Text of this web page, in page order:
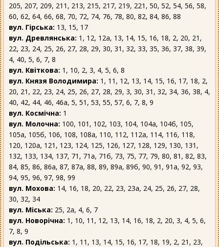
205, 207, 209, 211, 213, 215, 217, 219, 221, 50, 52, 54, 56, 58,
60, 62, 64, 66, 68, 70, 72, 74, 76, 78, 80, 82, 84, 86, 88
вул. Гірська: 13, 15, 17
вул. Древлянська: 1, 12, 12а, 13, 14, 15, 16, 18, 2, 20, 21,
22, 23, 24, 25, 26, 27, 28, 29, 30, 31, 32, 33, 35, 36, 37, 38, 39,
4, 40, 5, 6, 7, 8
вул. Квіткова: 1, 10, 2, 3, 4, 5, 6, 8
вул. Князя Володимира: 1, 11, 12, 13, 14, 15, 16, 17, 18, 2,
20, 21, 22, 23, 24, 25, 26, 27, 28, 29, 3, 30, 31, 32, 34, 36, 38, 4,
40, 42, 44, 46, 46а, 5, 51, 53, 55, 57, 6, 7, 8, 9
вул. Космічна: 1
вул. Молочна: 100, 101, 102, 103, 104, 104а, 104б, 105,
105а, 105б, 106, 108, 108а, 110, 112, 112а, 114, 116, 118,
120, 120а, 121, 123, 124, 125, 126, 127, 128, 129, 130, 131,
132, 133, 134, 137, 71, 71а, 71б, 73, 75, 77, 79, 80, 81, 82, 83,
84, 85, 86, 86а, 87, 87а, 88, 89, 89а, 89б, 90, 91, 91а, 92, 93,
94, 95, 96, 97, 98, 99
вул. Мохова: 14, 16, 18, 20, 22, 23, 23а, 24, 25, 26, 27, 28,
30, 32, 34
вул. Міська: 25, 2а, 4, 6, 7
вул. Новорічна: 1, 10, 11, 12, 13, 14, 16, 18, 2, 20, 3, 4, 5, 6,
7, 8, 9
вул. Подільська: 1, 11, 13, 14, 15, 16, 17, 18, 19, 2, 21, 23,